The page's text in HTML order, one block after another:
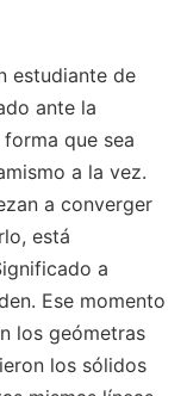
estudiante de
ante la
que sea
a la vez.
a converger
está
a
Ese momento
los geómetras
los sólidos